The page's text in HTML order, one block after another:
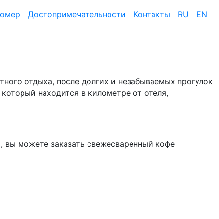
Достопримеча­тельности Контакты RU EN
отдыха, после долгих и незабываемых прогулок
находится в километре от отеля,
вы можете заказать свежесваренный кофе